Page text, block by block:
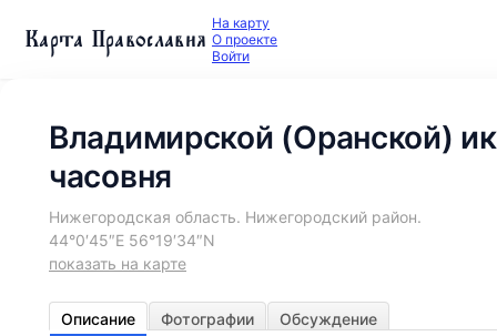
Карта Православия На карту
О проекте
Войти
Владимирской (Оранской)
часовня
Нижегородская область. Нижегородский район.
44°0′45″E 56°19′34″N
показать на карте
Описание Фотографии Обсуждение